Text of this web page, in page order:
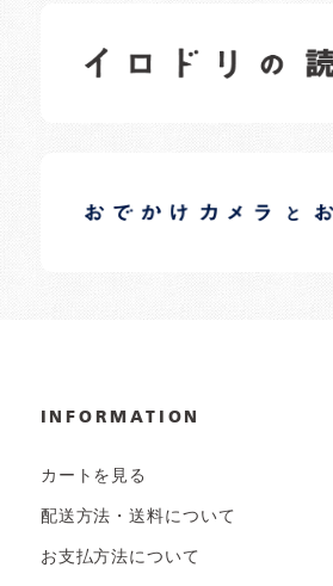
日常の様子など随時更新中です。
日常の様子など随時更新中です。
INFORMATION
カートを見る
配送方法・送料について
お支払方法について